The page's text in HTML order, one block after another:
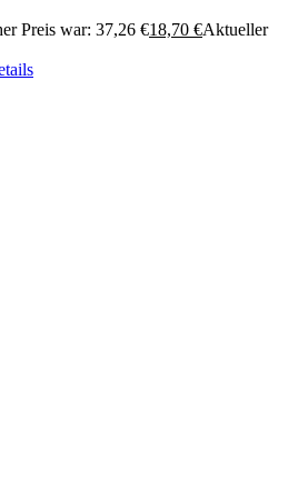
Preis war: 37,26 €18,70 €Aktueller